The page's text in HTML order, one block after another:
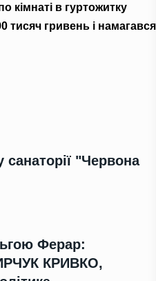
кімнаті в гуртожитку
тисяч гривень і намагався
"Червона
Ферар:
КРИВКО,